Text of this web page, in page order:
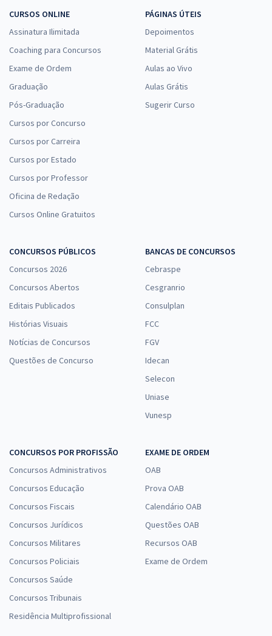
CURSOS ONLINE
Assinatura Ilimitada
Coaching para Concursos
Exame de Ordem
Graduação
Pós-Graduação
Cursos por Concurso
Cursos por Carreira
Cursos por Estado
Cursos por Professor
Oficina de Redação
Cursos Online Gratuitos
PÁGINAS ÚTEIS
Depoimentos
Material Grátis
Aulas ao Vivo
Aulas Grátis
Sugerir Curso
CONCURSOS PÚBLICOS
Concursos 2026
Concursos Abertos
Editais Publicados
Histórias Visuais
Notícias de Concursos
Questões de Concurso
BANCAS DE CONCURSOS
Cebraspe
Cesgranrio
Consulplan
FCC
FGV
Idecan
Selecon
Uniase
Vunesp
CONCURSOS POR PROFISSÃO
Concursos Administrativos
Concursos Educação
Concursos Fiscais
Concursos Jurídicos
Concursos Militares
Concursos Policiais
Concursos Saúde
Concursos Tribunais
Residência Multiprofissional
EXAME DE ORDEM
OAB
Prova OAB
Calendário OAB
Questões OAB
Recursos OAB
Exame de Ordem